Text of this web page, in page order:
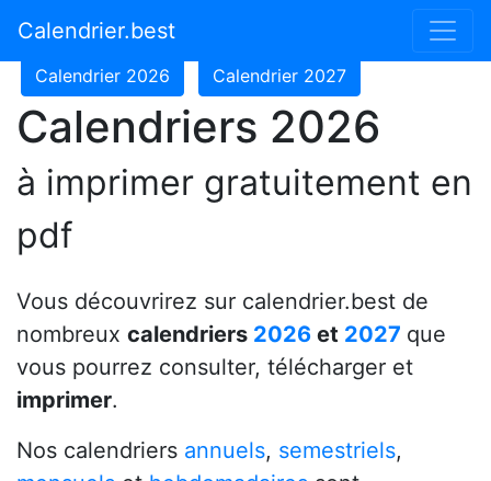
Calendrier.best
Calendrier 2024
Calendrier 2026 Calendrier 2027
Calendriers 2026
à imprimer gratuitement en
pdf
Vous découvrirez sur calendrier.best de
nombreux calendriers 2026 et 2027 que
vous pourrez consulter, télécharger et
imprimer.
Nos calendriers annuels, semestriels,